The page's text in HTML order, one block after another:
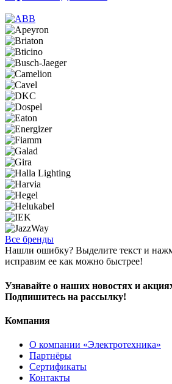
Все бренды
Нашли ошибку? Выделите текст и
исправим ее как можно быстрее!
Узнавайте о наших новостях и
Подпишитесь на рассылку!
Компания
О компании «Электротехника»
Партнёры
Сертификаты
Контакты